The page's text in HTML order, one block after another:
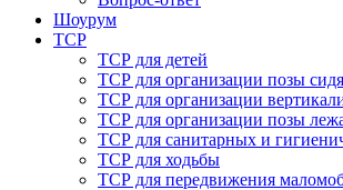
Шоурум
ТСР
ТСР для детей
ТСР для организации позы сидя
ТСР для организации
ТСР для организации позы
ТСР для санитарных и
ТСР для ходьбы
ТСР для передвижения